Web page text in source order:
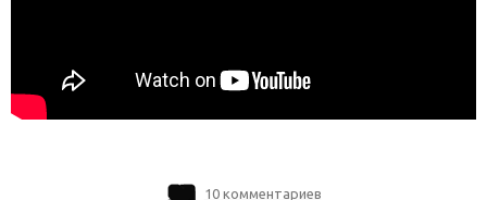
10 комментариев